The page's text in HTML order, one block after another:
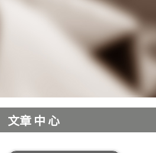
​产品分类
​文章中心